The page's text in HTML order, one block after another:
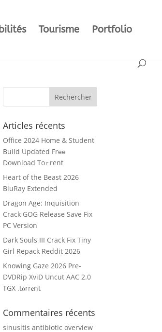
Tourisme Portfolio
Articles récents
Office 2024 Home & Student
Build Updated Frее
Download To𝚛rent
Heart of the Beast 2026
BluRay Extended
Dragon Age: Inquisition
Crack GOG Release Save Fix
PC Version
Dark Souls III Crack Fix Tiny
Girl Repack Reddit 2026
Knowing Gaze 2026 Pre-
DVDRip XviD Uncut AAC 2.0
TGX .t𝐨rr𝐞nt
Commentaires récents
sinusitis antibiotic overview